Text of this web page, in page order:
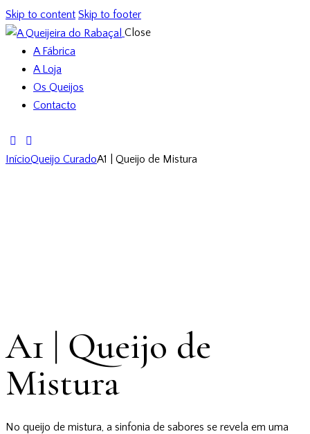
Skip to content Skip to footer
Close
A Fábrica
A Loja
Os Queijos
Contacto
InícioQueijo CuradoA1 | Queijo de Mistura
A1 | Queijo de
Mistura
No queijo de mistura, a sinfonia de sabores se revela em uma